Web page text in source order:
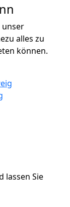
unser
alles zu
können.
lassen Sie